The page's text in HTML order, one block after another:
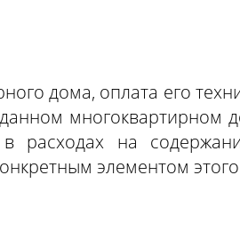
дома, оплата его
многоквартирном
в расходах на
элементом